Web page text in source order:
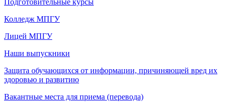
Подготовительные курсы
Колледж МПГУ
Лицей МПГУ
Наши выпускники
Защита обучающихся от информации, причиняющей вред их
здоровью и развитию
Вакантные места для приема (перевода)